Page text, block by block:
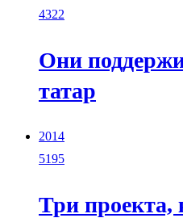
4322
Они
татар
2014
5195
Три проекта,